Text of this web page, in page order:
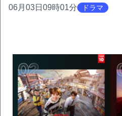
06月03日09時01分 ドラマ